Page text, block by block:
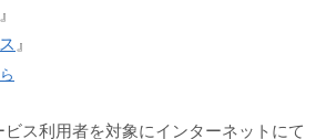
』
』
ス利用者を対象にインターネットにて